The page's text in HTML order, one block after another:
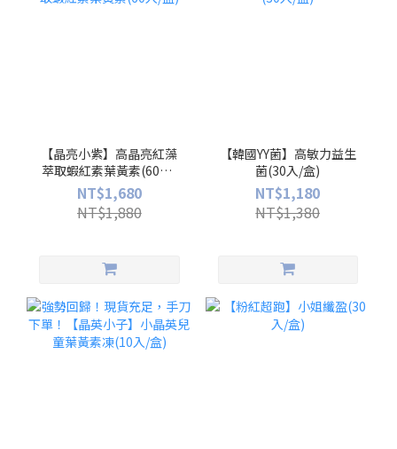
【晶亮小紫】高晶亮紅藻
萃取蝦紅素葉黃素(60入/
盒)
NT$1,680
NT$1,880
【韓國YY菌】高敏力益生
菌(30入/盒)
NT$1,180
NT$1,380